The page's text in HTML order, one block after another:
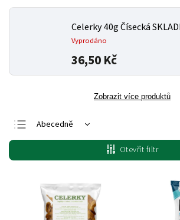
Celerky 40g Čísecká
Vyprodáno
36,50 Kč
Zobrazit více produktů
Abecedně
Nejlevnější
Nejdražší
Nejprodávanější
Otevřít filtr